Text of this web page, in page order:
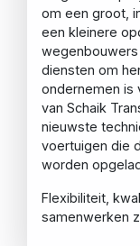
om een groot,
een kleinere
wegenbouwers
diensten om
ondernemen is
van Schaik
nieuwste
voertuigen die
worden
Flexibiliteit,
samenwerken